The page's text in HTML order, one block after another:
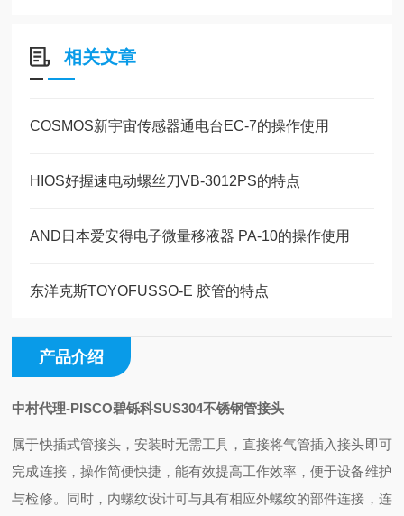
相关文章
COSMOS新宇宙传感器通电台EC-7的操作使用
HIOS好握速电动螺丝刀VB-3012PS的特点
AND日本爱安得电子微量移液器 PA-10的操作使用
东洋克斯TOYOFUSSO-E 胶管的特点
产品介绍
中村代理-PISCO碧铄科SUS304不锈钢管接头
属于快插式管接头，安装时无需工具，直接将气管插入接头即可
完成连接，操作简便快捷，能有效提高工作效率，便于设备维护
与检修。同时，内螺纹设计可与具有相应外螺纹的部件连接，连